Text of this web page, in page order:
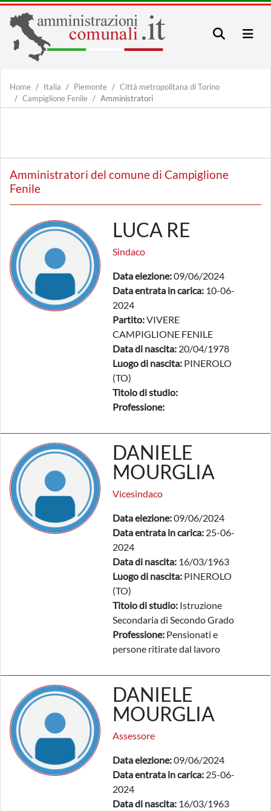
Home Italia Piemonte
Città metropolitana di Torino
Campiglione Fenile
Amministratori
Amministratori del comune di Campiglione
Fenile
LUCA RE
Sindaco
Data elezione:09/06/2024
Data entrata in carica: 10-06-
2024
Partito:VIVERE
CAMPIGLIONE FENILE
Data di nascita: 20/04/1978
Luogo di nascita: PINEROLO
(TO)
Titolo di studio:
Professione:
DANIELE
MOURGLIA
Vicesindaco
Data elezione:09/06/2024
Data entrata in carica: 25-06-
2024
Data di nascita: 16/03/1963
Luogo di nascita: PINEROLO
(TO)
Titolo di studio: Istruzione
Secondaria di Secondo Grado
Professione: Pensionati e
persone ritirate dal lavoro
DANIELE
MOURGLIA
Assessore
Data elezione:09/06/2024
Data entrata in carica: 25-06-
2024
Data di nascita: 16/03/1963